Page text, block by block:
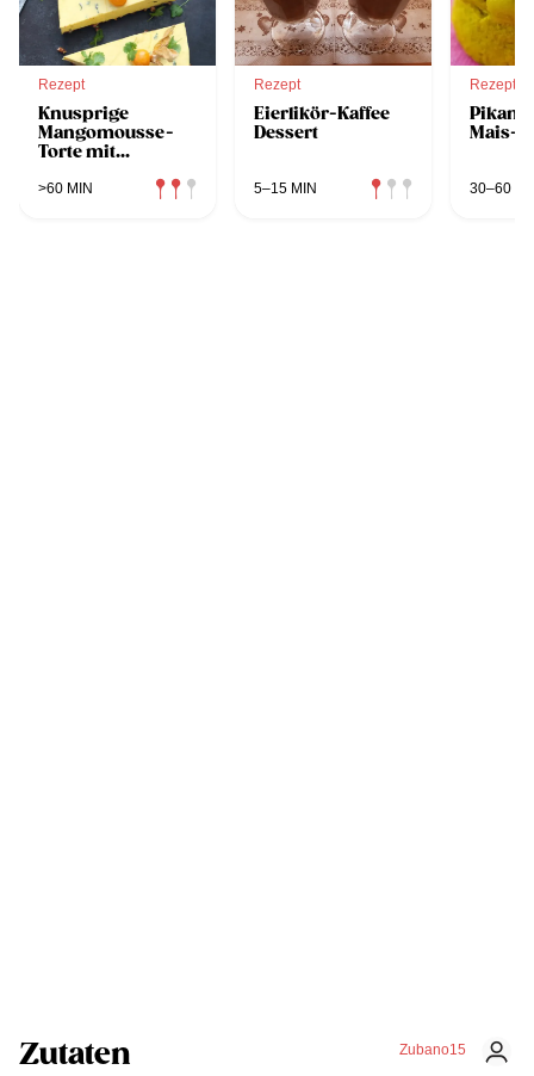
Rezept
Knusprige
Mangomousse-
Torte mit
>60 MIN
Rezept
Eierlikör-Kaffee
Dessert
5–15 MIN
Rezept
Mais-
30–60
Zubano15
Zutaten